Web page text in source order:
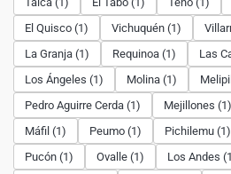
El Quisco (1)
Vichuquén (1)
La Granja (1)
Requinoa (1)
Las
Los Ángeles (1)
Molina (1)
Pedro Aguirre Cerda (1)
Mejillones (1)
Máfil (1)
Peumo (1) Pichilemu (1)
Pucón (1)
Ovalle (1) Los Andes